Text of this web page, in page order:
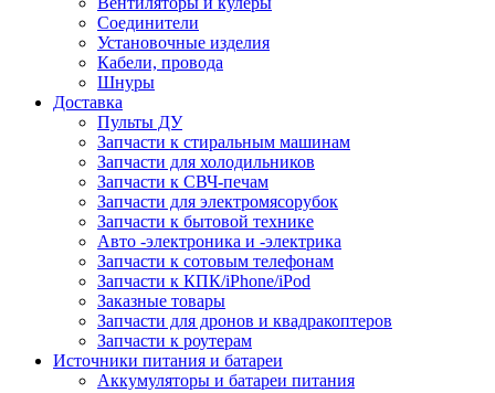
Соединители
Установочные изделия
Кабели, провода
Шнуры
Доставка
Пульты ДУ
Запчасти к стиральным машинам
Запчасти для холодильников
Запчасти к СВЧ-печам
Запчасти для электромясорубок
Запчасти к бытовой технике
Авто -электроника и -электрика
Запчасти к сотовым телефонам
Запчасти к КПК/iPhone/iPod
Заказные товары
Запчасти для дронов и квадракоптеров
Запчасти к роутерам
Источники питания и батареи
Аккумуляторы и батареи питания